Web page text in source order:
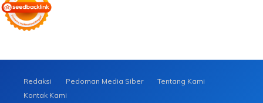
Redaksi Pedoman Media Siber
Tentang Kami
Kontak Kami